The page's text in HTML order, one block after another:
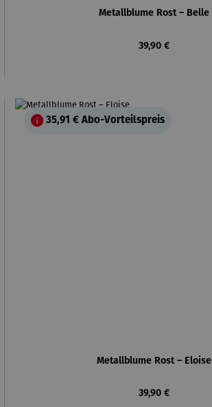
Metallblume Rost – Belle
Regulärer Preis:
39,90 €
35,91 € Abo-Vorteilspreis
Metallblume Rost – Eloise
Regulärer Preis:
39,90 €